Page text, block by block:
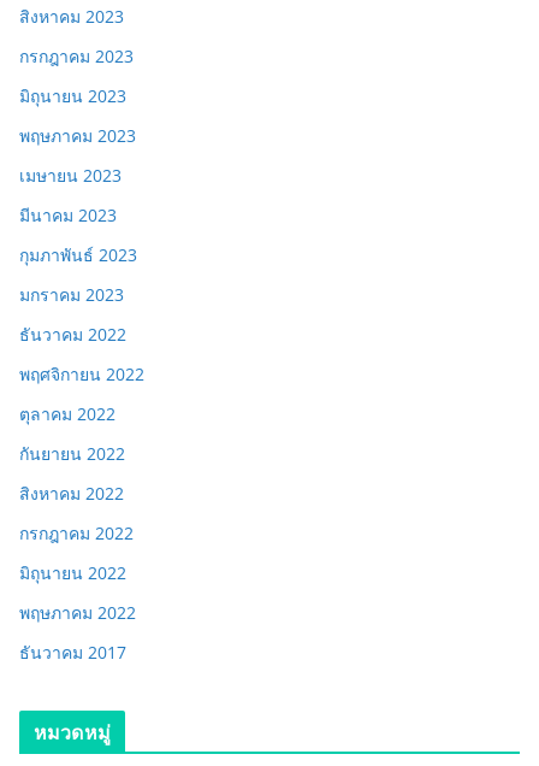
สิงหาคม 2023
กรกฎาคม 2023
มิถุนายน 2023
พฤษภาคม 2023
เมษายน 2023
มีนาคม 2023
กุมภาพันธ์ 2023
มกราคม 2023
ธันวาคม 2022
พฤศจิกายน 2022
ตุลาคม 2022
กันยายน 2022
สิงหาคม 2022
กรกฎาคม 2022
มิถุนายน 2022
พฤษภาคม 2022
ธันวาคม 2017
หมวดหมู่